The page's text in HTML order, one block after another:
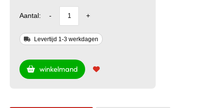
Aantal: - +
Levertijd 1-3 werkdagen
winkelmand